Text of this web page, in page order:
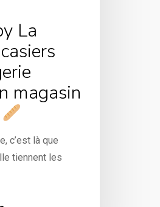
La
magasin
c’est là que
tiennent les